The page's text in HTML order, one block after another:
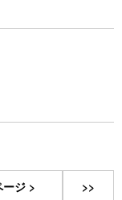
ジ > >>